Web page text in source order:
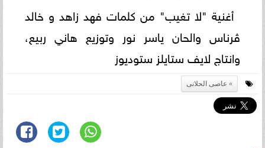
أغنية "لا تغيب" من كلمات فهد زاهد و خالد
ڤرناس والحان ياسر نور وتوزيع هاني ربيع،
وانتاج لايف ستايلز ستوديوز
عاصى الحلانى